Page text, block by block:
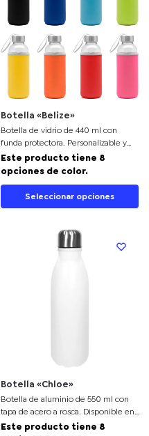
Botella «Belize»
Botella de vidrio de 440 ml con
funda protectora. Personalizable y
perfecta para empresas.
Este producto tiene 8
opciones de color.
Seleccionar opciones
Botella «Chloe»
Botella de aluminio de 550 ml con
tapa de acero a rosca. Disponible en
varios colores. Ideal para productos
Este producto tiene 8